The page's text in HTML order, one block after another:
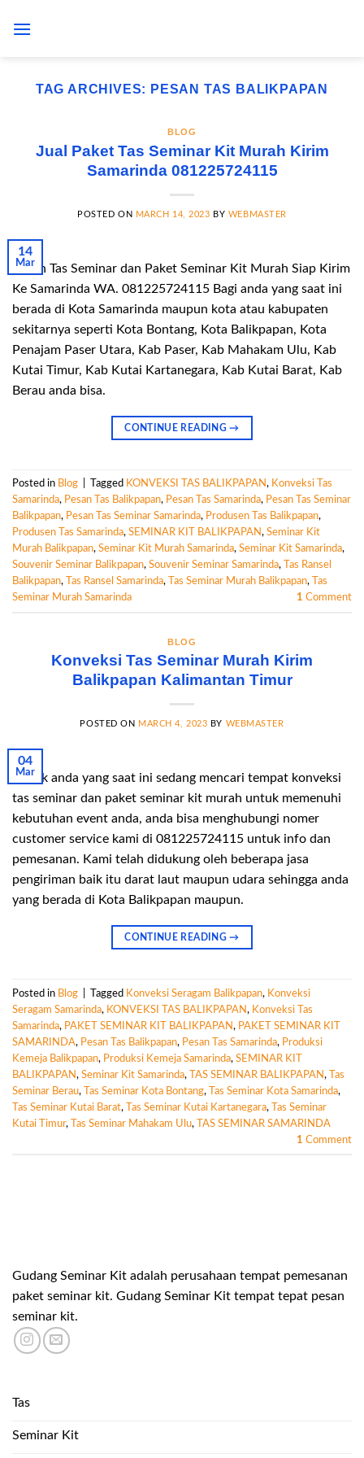
TAG ARCHIVES: PESAN TAS BALIKPAPAN
BLOG
Jual Paket Tas Seminar Kit Murah Kirim
Samarinda 081225724115
POSTED ON MARCH 14, 2023 BY WEBMASTER
14
Mar
Pesan Tas Seminar dan Paket Seminar Kit Murah Siap Kirim
Ke Samarinda WA. 081225724115 Bagi anda yang saat ini
berada di Kota Samarinda maupun kota atau kabupaten
sekitarnya seperti Kota Bontang, Kota Balikpapan, Kota
Penajam Paser Utara, Kab Paser, Kab Mahakam Ulu, Kab
Kutai Timur, Kab Kutai Kartanegara, Kab Kutai Barat, Kab
Berau anda bisa.
CONTINUE READING→
Posted in Blog Tagged KONVEKSI TAS BALIKPAPAN, Konveksi Tas
Samarinda, Pesan Tas Balikpapan, Pesan Tas Samarinda, Pesan Tas Seminar
Balikpapan, Pesan Tas Seminar Samarinda, Produsen Tas Balikpapan,
Produsen Tas Samarinda, SEMINAR KIT BALIKPAPAN, Seminar Kit
Murah Balikpapan, Seminar Kit Murah Samarinda, Seminar Kit Samarinda,
Souvenir Seminar Balikpapan, Souvenir Seminar Samarinda,
Tas Ransel
Balikpapan, Tas Ransel Samarinda, Tas Seminar Murah Balikpapan,
Tas
Seminar Murah Samarinda
1 Comment
BLOG
Konveksi Tas Seminar Murah Kirim
Balikpapan Kalimantan Timur
POSTED ON MARCH 4, 2023 BY WEBMASTER
04
Mar
Untuk anda yang saat ini sedang mencari tempat konveksi
tas seminar dan paket seminar kit murah untuk memenuhi
kebutuhan event anda, anda bisa menghubungi nomer
customer service kami di 081225724115 untuk info dan
pemesanan. Kami telah didukung oleh beberapa jasa
pengiriman baik itu darat laut maupun udara sehingga anda
yang berada di Kota Balikpapan maupun.
CONTINUE READING→
Posted in Blog Tagged Konveksi Seragam Balikpapan, Konveksi
Seragam Samarinda, KONVEKSI TAS BALIKPAPAN, Konveksi Tas
Samarinda, PAKET SEMINAR KIT BALIKPAPAN, PAKET SEMINAR KIT
SAMARINDA, Pesan Tas Balikpapan, Pesan Tas Samarinda, Produksi
Kemeja Balikpapan, Produksi Kemeja Samarinda, SEMINAR KIT
BALIKPAPAN, Seminar Kit Samarinda, TAS SEMINAR BALIKPAPAN,
Tas
Seminar Berau, Tas Seminar Kota Bontang, Tas Seminar Kota Samarinda,
Tas Seminar Kutai Barat, Tas Seminar Kutai Kartanegara,
Tas Seminar
Kutai Timur, Tas Seminar Mahakam Ulu,
TAS SEMINAR SAMARINDA
1 Comment
Gudang Seminar Kit adalah perusahaan tempat pemesanan
paket seminar kit. Gudang Seminar Kit tempat tepat pesan
seminar kit.
Tas
Seminar Kit